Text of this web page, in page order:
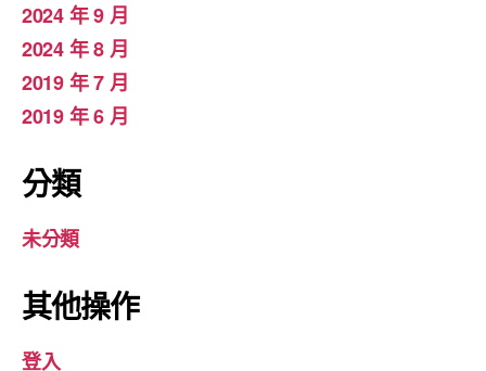
2024 年 9 月
2024 年 8 月
2019 年 7 月
2019 年 6 月
分類
未分類
其他操作
登入